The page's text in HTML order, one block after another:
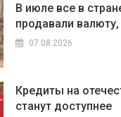
В июле все в
продавали
07.08.2026
Кредиты на
станут доступнее